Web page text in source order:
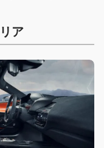
ア